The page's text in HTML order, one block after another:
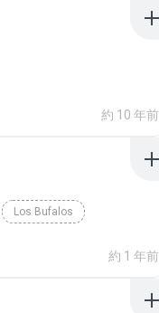
約 10 年前
Los Bufalos
約 1 年前